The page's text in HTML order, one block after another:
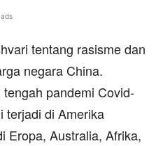
ads
tentang rasisme dan
negara China.
pandemi Covid-
terjadi di Amerika
Eropa, Australia, Afrika,